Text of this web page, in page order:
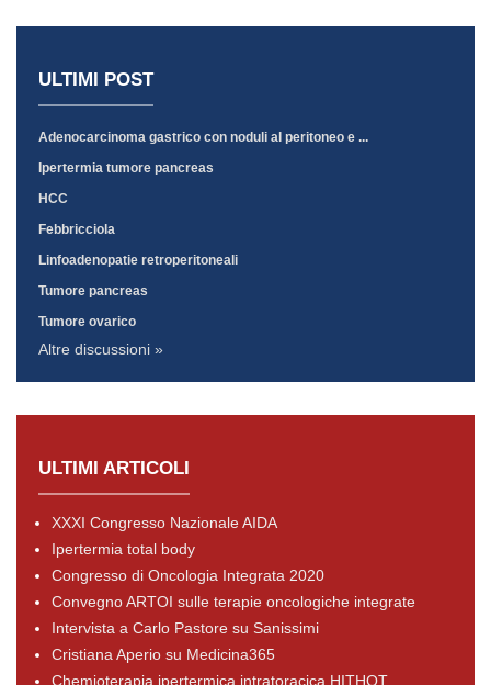
ULTIMI POST
Adenocarcinoma gastrico con noduli al peritoneo e ...
Ipertermia tumore pancreas
HCC
Febbricciola
Linfoadenopatie retroperitoneali
Tumore pancreas
Tumore ovarico
Altre discussioni »
ULTIMI ARTICOLI
XXXI Congresso Nazionale AIDA
Ipertermia total body
Congresso di Oncologia Integrata 2020
Convegno ARTOI sulle terapie oncologiche integrate
Intervista a Carlo Pastore su Sanissimi
Cristiana Aperio su Medicina365
Chemioterapia ipertermica intratoracica HITHOT